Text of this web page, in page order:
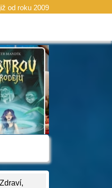
od roku 2009
Zdraví,